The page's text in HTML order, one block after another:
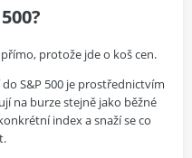
protože jde o koš cen.
S&P 500 je prostřednictvím
na burze stejně jako běžné
index a snaží se co